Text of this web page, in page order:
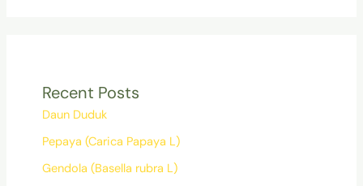
Recent Posts
Daun Duduk
Pepaya (Carica Papaya L)
Gendola (Basella rubra L)